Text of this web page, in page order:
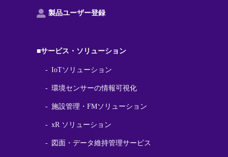
製品ユーザー登録
■サービス・ソリューション
IoTソリューション
環境センサーの情報可視化
施設管理・FMソリューション
xR ソリューション
図面・データ維持管理サービス